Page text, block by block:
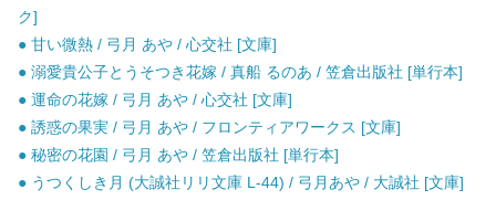
ク]
● 甘い微熱 / 弓月 あや / 心交社 [文庫]
● 溺愛貴公子とうそつき花嫁 / 真船 るのあ / 笠倉出版社 [単行本]
● 運命の花嫁 / 弓月 あや / 心交社 [文庫]
● 誘惑の果実 / 弓月 あや / フロンティアワークス [文庫]
● 秘密の花園 / 弓月 あや / 笠倉出版社 [単行本]
● うつくしき月 (大誠社リリ文庫 L-44) / 弓月あや / 大誠社 [文庫]